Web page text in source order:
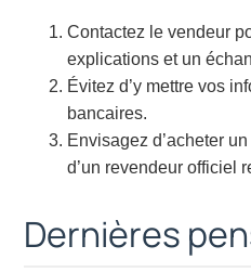
Contactez le vendeur
explications et un
Évitez d’y mettre vos
bancaires.
Envisagez d’acheter
d’un revendeur officiel
Dernières